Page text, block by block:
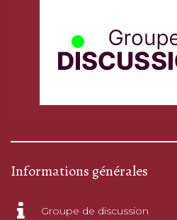
Informations générales
Groupe de discussion